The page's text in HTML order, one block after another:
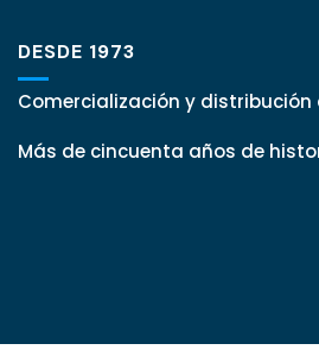
DESDE 1973
Comercialización y
Más de cincuenta años de